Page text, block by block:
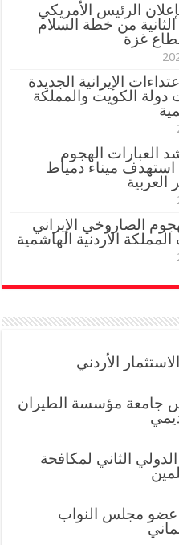
الرئيس الأمريكي
الثانية من خطة السلام
غزة
الإيرانية الجديدة
دولة الكويت والمملكة
العبارات الهجوم
استهدف ميناء دمياط
الصاروخي الإيراني
الأردنية الهاشمية
الأردني
جامعة مؤسسة الطيران
الثاني لمكافحة
عضو مجلس النواب